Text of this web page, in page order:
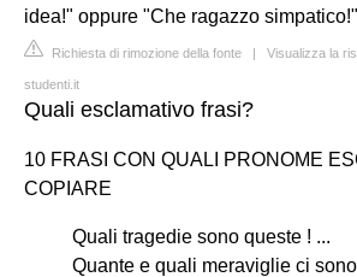
idea!" oppure "Che ragazzo
Richiesta di rimozione della fonte | Visualizza la
studenti.it
Quali esclamativo frasi?
10 FRASI CON QUALI PRONOME
COPIARE
Quali tragedie sono queste ! ...
Quante e quali meraviglie ci